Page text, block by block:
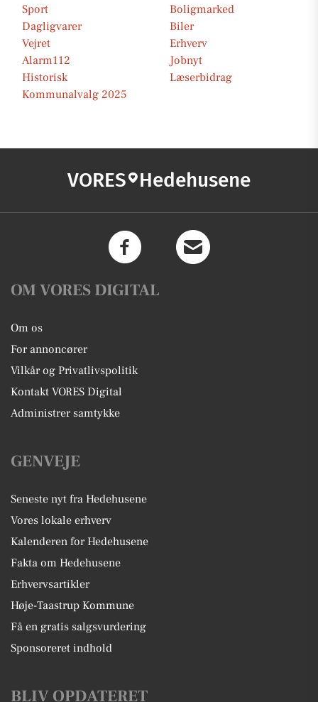
Sport
Boligmarked
Dagligvarer
Biler
Vejret
Erhverv
Alarm112
Jobnyt
Historisk
Læserbidrag
Kommunalvalg 2025
VORES Hedehusene
OM VORES DIGITAL
Om os
For annoncører
Vilkår og Privatlivspolitik
Kontakt VORES Digital
Administrer samtykke
GENVEJE
Seneste nyt fra Hedehusene
Vores lokale erhverv
Kalenderen for Hedehusene
Fakta om Hedehusene
Erhvervsartikler
Høje-Taastrup Kommune
Få en gratis salgsvurdering
Sponsoreret indhold
BLIV OPDATERET